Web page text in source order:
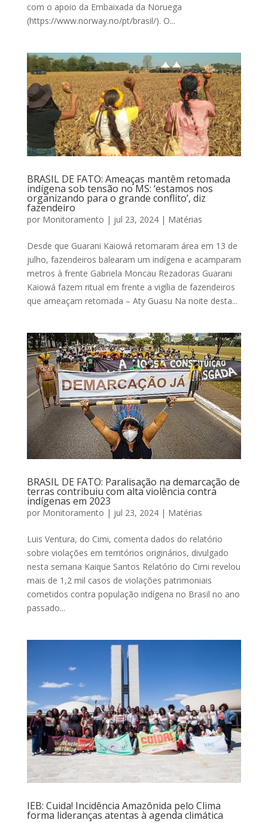
com o apoio da Embaixada da Noruega
(https://www.norway.no/pt/brasil/). O...
BRASIL DE FATO: Ameaças mantêm retomada
indígena sob tensão no MS: ‘estamos nos
organizando para o grande conflito’, diz
fazendeiro
por Monitoramento | jul 23, 2024| Matérias
Desde que Guarani Kaiowá retomaram área em 13 de
julho, fazendeiros balearam um indígena e acamparam
metros à frente Gabriela Moncau Rezadoras Guarani
Kaiowá fazem ritual em frente a vigília de fazendeiros
que ameaçam retomada – Aty Guasu Na noite desta...
BRASIL DE FATO: Paralisação na demarcação de
terras contribuiu com alta violência contra
indígenas em 2023
por Monitoramento | jul 23, 2024| Matérias
Luis Ventura, do Cimi, comenta dados do relatório
sobre violações em territórios originários, divulgado
nesta semana Kaique Santos Relatório do Cimi revelou
mais de 1,2 mil casos de violações patrimoniais
cometidos contra população indígena no Brasil no ano
passado...
IEB: Cuida! Incidência Amazônida pelo Clima
forma lideranças atentas à agenda climática